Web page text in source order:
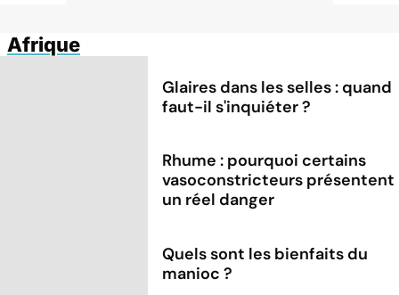
Afrique
Glaires dans les selles : quand
faut-il s'inquiéter ?
Rhume : pourquoi certains
vasoconstricteurs présentent
un réel danger
Quels sont les bienfaits du
manioc ?